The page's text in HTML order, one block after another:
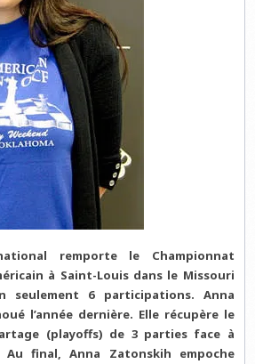
remporte le Championnat
à Saint-Louis dans le Missouri
6 participations. Anna
l’année dernière. Elle récupère le
(playoffs) de 3 parties face à
Au final, Anna Zatonskih empoche